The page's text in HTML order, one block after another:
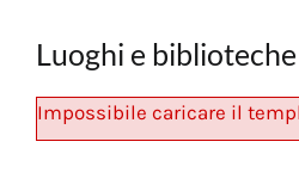
Luoghi e
Impossibile caricare il